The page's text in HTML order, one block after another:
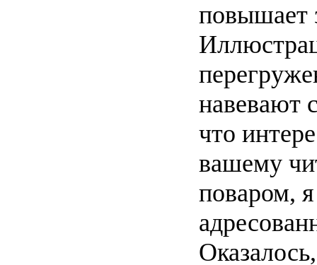
повышает
навевают
что
вашему
поваром,